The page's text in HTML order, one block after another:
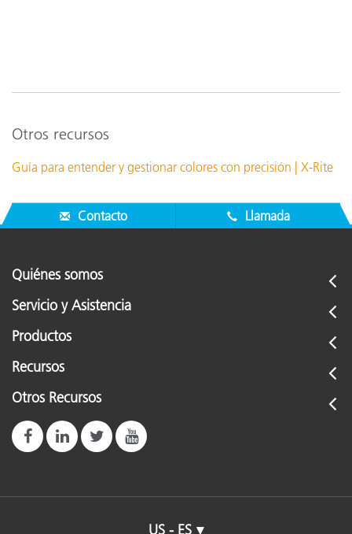
Otros recursos
Guía para entender y gestionar colores con precisión | X-Rite
Contacto Llamada
Quiénes somos
Servicio y Asistencia
Productos
Recursos
Otros Recursos
US - ES